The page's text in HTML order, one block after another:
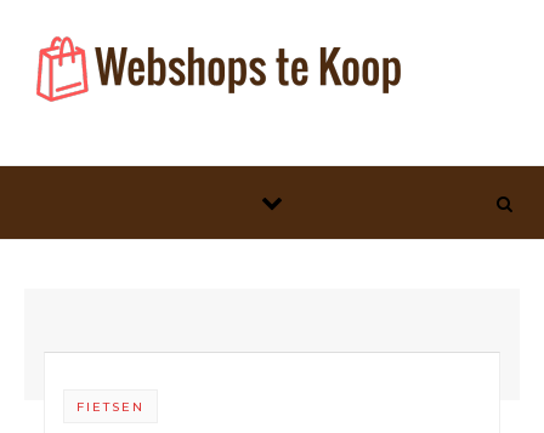
FIETSEN